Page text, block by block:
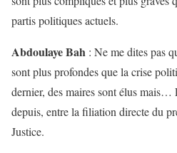
partis politiques actuels.
Abdoulaye Bah : Ne me dites pas
sont plus profondes que la crise
dernier, des maires sont élus mais…
depuis, entre la filiation directe du
Justice.